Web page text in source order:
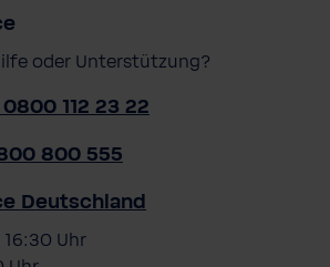
oder Unterstützung?
112 23 22
800 555
Deutschland
Uhr